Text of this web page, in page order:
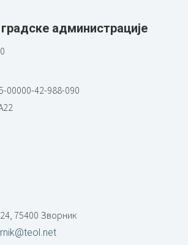
администрације
00000-42-988-090
75400 Зворник